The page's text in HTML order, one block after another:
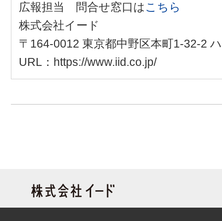
広報担当 問合せ窓口はこちら
株式会社イード
〒164-0012 東京都中野区本町1-32-2
URL：https://www.iid.co.jp/